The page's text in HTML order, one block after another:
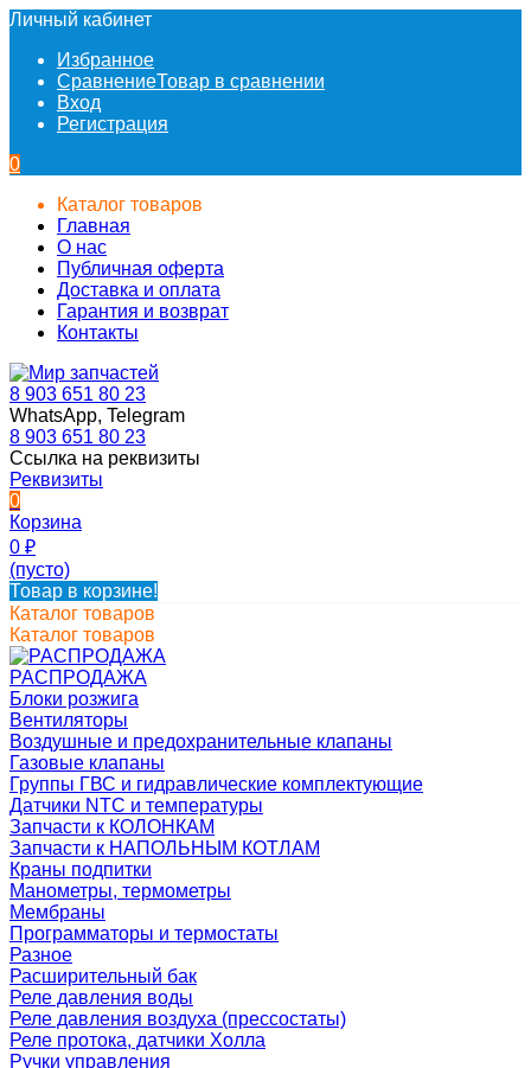
Личный кабинет
Избранное
СравнениеТовар в сравнении
Вход
Регистрация
0
Каталог товаров
Главная
О нас
Публичная оферта
Доставка и оплата
Гарантия и возврат
Контакты
8 903 651 80 23
WhatsApp, Telegram
8 903 651 80 23
Ссылка на реквизиты
Реквизиты
0
Корзина
0 ₽
(пусто)
Товар в корзине!
Каталог товаров
Каталог товаров
РАСПРОДАЖА
Блоки розжига
Вентиляторы
Воздушные и предохранительные клапаны
Газовые клапаны
Группы ГВС и гидравлические комплектующие
Датчики NTC и температуры
Запчасти к КОЛОНКАМ
Запчасти к НАПОЛЬНЫМ КОТЛАМ
Краны подпитки
Манометры, термометры
Мембраны
Программаторы и термостаты
Разное
Расширительный бак
Реле давления воды
Реле давления воздуха (прессостаты)
Реле протока, датчики Холла
Ручки управления